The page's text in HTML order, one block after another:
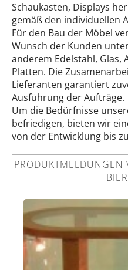
Schaukasten, Displays
gemäß den individuellen
Für den Bau der Möbel
Wunsch der Kunden
anderem Edelstahl, Glas,
Platten. Die
Lieferanten garantiert
Ausführung der Aufträge.
Um die Bedürfnisse
befriedigen, bieten wir
von der Entwicklung bis
PRODUKTMELDUNGEN